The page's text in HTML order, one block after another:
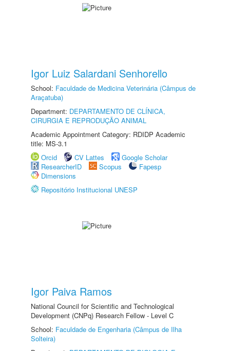
Igor Luiz Salardani Senhorello
School: Faculdade de Medicina Veterinária (Câmpus de
Araçatuba)
Department: DEPARTAMENTO DE CLÍNICA,
CIRURGIA E REPRODUÇÃO ANIMAL
Academic Appointment Category: RDIDP Academic
title: MS-3.1
Orcid
CV Lattes
Google Scholar
ResearcherID
Scopus
Fapesp
Dimensions
Repositório Institucional UNESP
Igor Paiva Ramos
National Council for Scientific and Technological
Development (CNPq) Research Fellow - Level C
School: Faculdade de Engenharia (Câmpus de Ilha
Solteira)